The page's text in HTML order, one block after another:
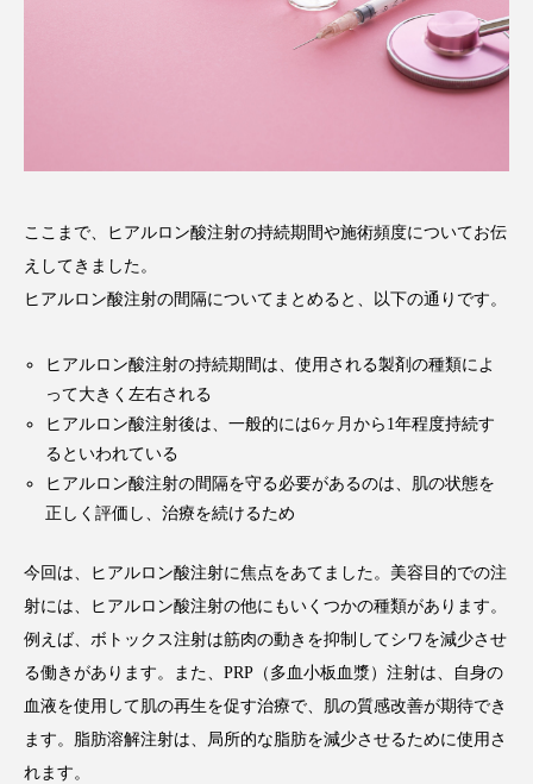
ここまで、ヒアルロン酸注射の持続期間や施術頻度についてお伝
えしてきました。
ヒアルロン酸注射の間隔についてまとめると、以下の通りです。
ヒアルロン酸注射の持続期間は、使用される製剤の種類によ
って大きく左右される
ヒアルロン酸注射後は、一般的には6ヶ月から1年程度持続す
るといわれている
ヒアルロン酸注射の間隔を守る必要があるのは、肌の状態を
正しく評価し、治療を続けるため
今回は、ヒアルロン酸注射に焦点をあてました。美容目的での注
射には、ヒアルロン酸注射の他にもいくつかの種類があります。
例えば、ボトックス注射は筋肉の動きを抑制してシワを減少させ
る働きがあります。また、PRP（多血小板血漿）注射は、自身の
血液を使用して肌の再生を促す治療で、肌の質感改善が期待でき
ます。脂肪溶解注射は、局所的な脂肪を減少させるために使用さ
れます。